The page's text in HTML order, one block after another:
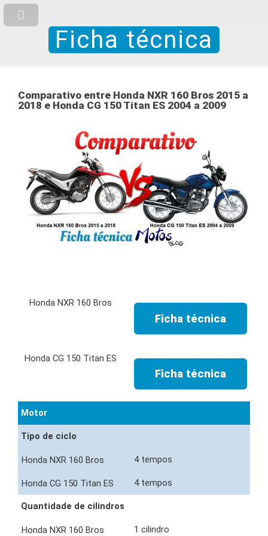
Ficha técnica
Comparativo entre Honda NXR 160 Bros 2015 a
2018 e Honda CG 150 Titan ES 2004 a 2009
Ficha técnica
Ficha técnica
Motor
Tipo de ciclo
4 tempos
4 tempos
Quantidade de cilindros
1 cilindro